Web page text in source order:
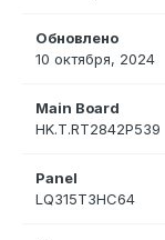
Обновлено
10 октября, 2024
Main Board
HK.T.RT2842P539
Panel
LQ315T3HC64